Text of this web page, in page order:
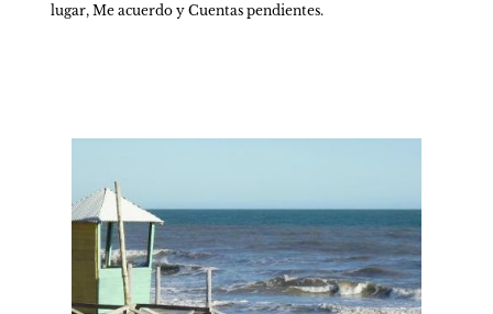
lugar, Me acuerdo y Cuentas pendientes.